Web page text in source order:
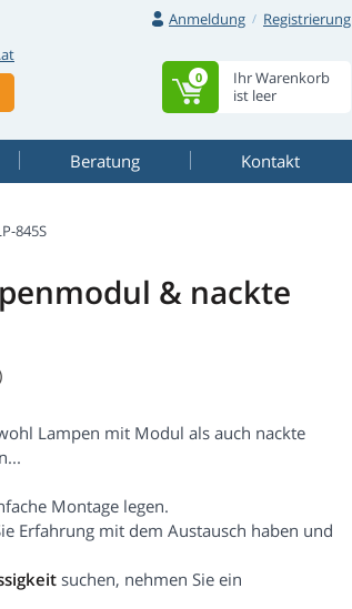
Anmeldung
Registrierung
Ihr Warenkorb
ist leer
0
Beratung Kontakt
845S
& nackte
Lampen mit Modul als auch nackte
Montage legen.
Erfahrung mit dem Austausch haben und
suchen, nehmen Sie ein